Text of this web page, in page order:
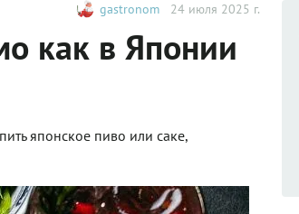
gastronom 24 июля 2025 г.
как в Японии
японское пиво или саке,